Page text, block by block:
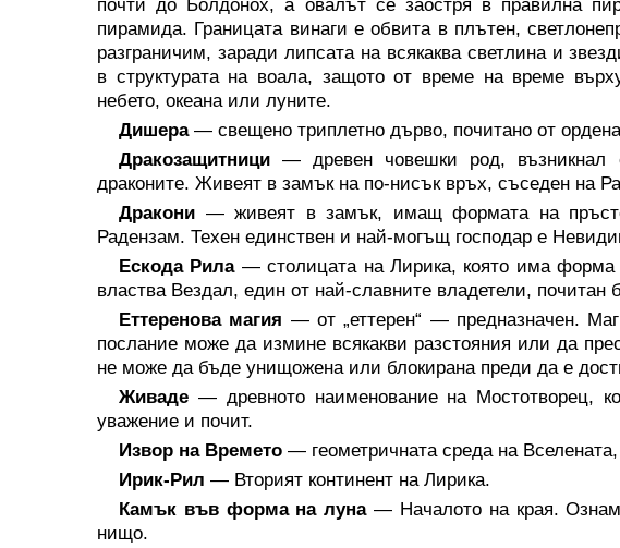
почти до Болдонох, а овалът се заостря в правилна
пирамида. Границата винаги е обвита в плътен,
разграничим, заради липсата на всякаква светлина и
в структурата на воала, защото от време на време
небето, океана или луните.
Дишера— свещено триплетно дърво, почитано от
Дракозащитници — древен човешки род, възникнал
драконите. Живеят в замък на по-нисък връх, съседен на
Дракони — живеят в замък, имащ формата на
Радензам. Техен единствен и най-могъщ господар е
Ескода Рила— столицата на Лирика, която има форма
властва Вездал, един от най-славните владетели, почитан
Еттеренова магия — от „еттерен“ — предназначен.
послание може да измине всякакви разстояния или да
не може да бъде унищожена или блокирана преди да е
Живаде — древното наименование на Мостотворец,
уважение и почит.
Извор на Времето — геометричната среда на
Ирик-Рил — Вторият континент на Лирика.
Камък във форма на луна— Началото на края.
нищо.